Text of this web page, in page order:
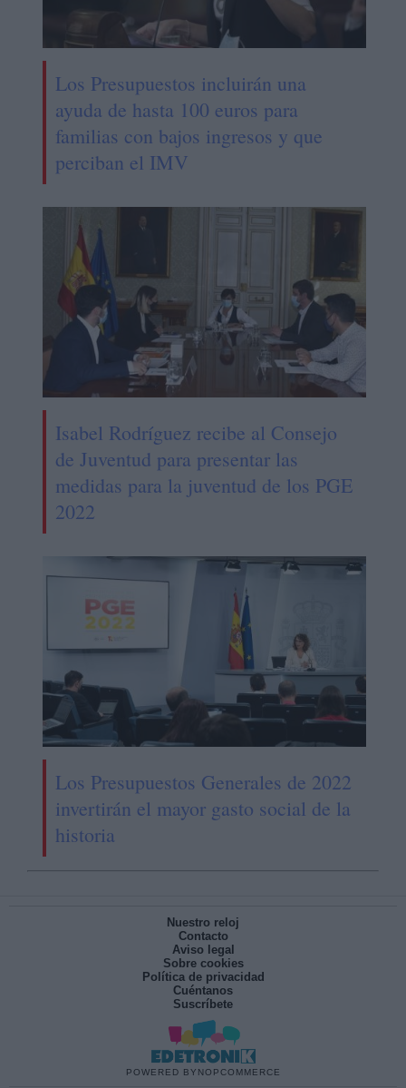
Los Presupuestos incluirán una
ayuda de hasta 100 euros para
familias con bajos ingresos y que
perciban el IMV
Isabel Rodríguez recibe al Consejo
de Juventud para presentar las
medidas para la juventud de los PGE
2022
Los Presupuestos Generales de 2022
invertirán el mayor gasto social de la
historia
Nuestro reloj
Contacto
Aviso legal
Sobre cookies
Política de privacidad
Cuéntanos
Suscríbete
POWERED BY NOPCOMMERCE